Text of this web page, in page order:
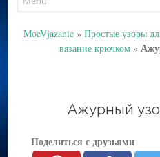
MoeVjazanie » Простые узоры
вязание крючком»
Ажурный
Поделиться с друзьями